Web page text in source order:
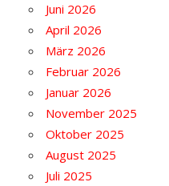
Juni 2026
April 2026
März 2026
Februar 2026
Januar 2026
November 2025
Oktober 2025
August 2025
Juli 2025